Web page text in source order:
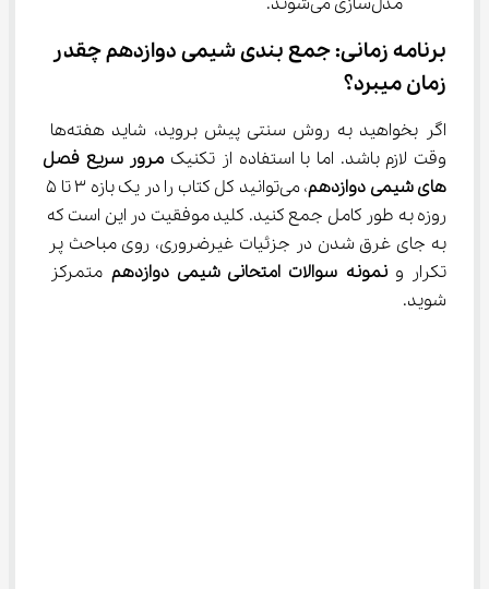
برنامه زمانی: جمع بندی شیمی دوازدهم چقدر
زمان میبرد؟
اگر بخواهید به روش سنتی پیش بروید، شاید هفته‌ها
وقت لازم باشد. اما با استفاده از تکنیک مرور سریع فصل
های شیمی دوازدهم
، می‌توانید کل کتاب را در یک بازه ۳ تا ۵
روزه به طور کامل جمع کنید. کلید موفقیت در این است که
به جای غرق شدن در جزئیات غیرضروری، روی مباحث پر
تکرار و نمونه سوالات امتحانی شیمی دوازدهم متمرکز
شوید.